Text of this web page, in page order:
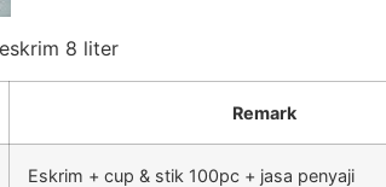
8 liter
Remark
Eskrim + cup & stik 100pc + jasa penyaji